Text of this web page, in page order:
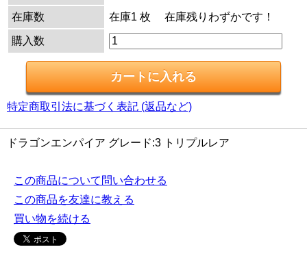
在庫数
在庫1 枚 在庫残りわずかです！
購入数
特定商取引法に基づく表記 (返品など)
ドラゴンエンパイア グレード:3 トリプルレア
この商品について問い合わせる
この商品を友達に教える
買い物を続ける